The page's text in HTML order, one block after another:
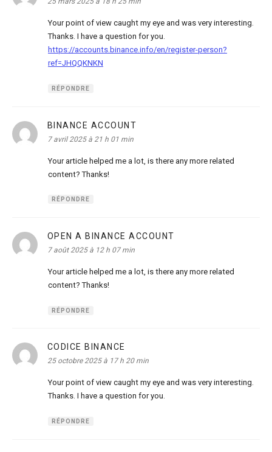
Your point of view caught my eye and was very interesting.
Thanks. I have a question for you.
https://accounts.binance.info/en/register-person?
ref=JHQQKNKN
RÉPONDRE
BINANCE ACCOUNT
7 avril 2025 à 21 h 01 min
Your article helped me a lot, is there any more related
content? Thanks!
RÉPONDRE
OPEN A BINANCE ACCOUNT
7 août 2025 à 12 h 07 min
Your article helped me a lot, is there any more related
content? Thanks!
RÉPONDRE
CODICE BINANCE
25 octobre 2025 à 17 h 20 min
Your point of view caught my eye and was very interesting.
Thanks. I have a question for you.
RÉPONDRE